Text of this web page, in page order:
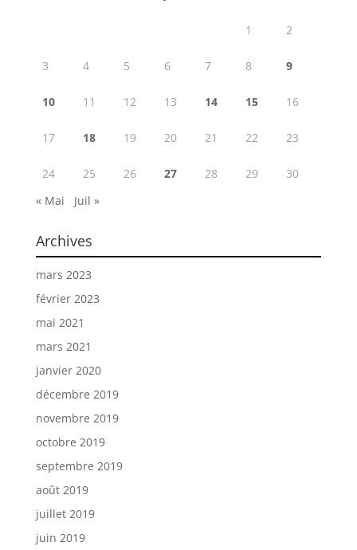
1 2
3 4 5 6 7 8 9
10 11 12 13 14 15 16
17 18 19 20 21 22 23
24 25 26 27 28 29
30
« Mai
Juil »
Archives
mars 2023
février 2023
mai 2021
mars 2021
janvier 2020
décembre 2019
novembre 2019
octobre 2019
septembre 2019
août 2019
juillet 2019
juin 2019